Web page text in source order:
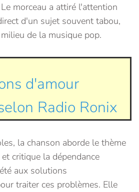
morceau a attiré l'attention
d'un sujet souvent tabou,
de la musique pop.
d'amour
Radio Ronix
la chanson aborde le thème
critique la dépendance
aux solutions
traiter ces problèmes. Elle